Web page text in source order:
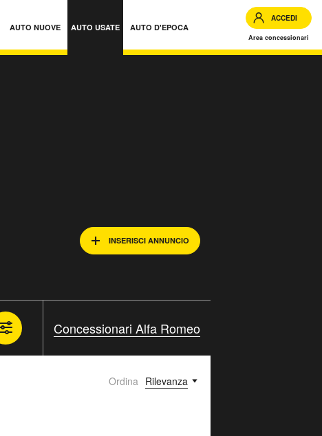
AUTO NUOVE AUTO USATE AUTO D'EPOCA
ACCEDI
Area concessionari
INSERISCI ANNUNCIO
Concessionari Alfa Romeo
Ordina Rilevanza